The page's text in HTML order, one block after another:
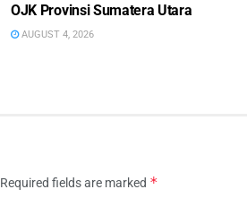
OJK Provinsi Sumatera Utara
AUGUST 4, 2026
Required fields are marked *